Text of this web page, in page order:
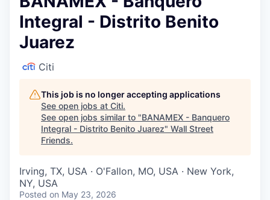
Integral - Distrito Benito
Juarez
Citi
This job is no longer accepting applications
See open jobs at Citi.
See open jobs similar to "BANAMEX - Banquero
Integral - Distrito Benito Juarez" Wall Street
Friends.
Irving, TX, USA · O'Fallon, MO, USA · New York,
NY, USA
Posted on May 23, 2026